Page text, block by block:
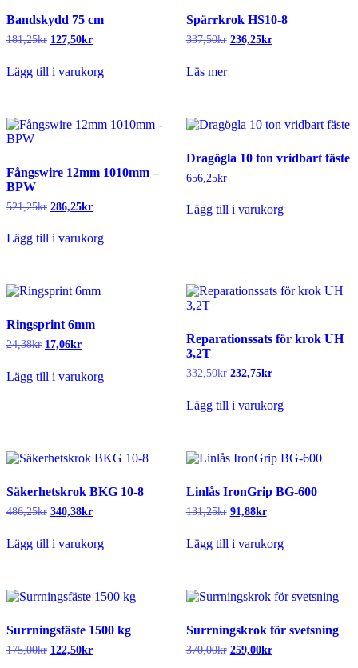
Bandskydd 75 cm
181,25kr Det
var:
127,50krDet
är:
Lägg till i varukorg
Spärrkrok HS10-8
337,50kr Det
236,25krDet
Läs mer
Fångswire 12mm 1010mm –
BPW
521,25kr Det
priset
var:
286,25krDet
är:
Lägg till i varukorg
Dragögla 10 ton vridbart fäste
656,25kr
Lägg till i varukorg
Ringsprint 6mm
24,38kr Det
priset
var:
17,06krDet
priset
är:
Lägg till i varukorg
Reparationssats för krok UH
3,2T
332,50kr Det
priset
var:
232,75krDet
är:
Lägg till i varukorg
Säkerhetskrok BKG 10-8
486,25kr Det
var:
340,38krDet
är:
Lägg till i varukorg
Linlås IronGrip BG-600
131,25kr Det
var:
91,88krDet
är:
Lägg till i varukorg
Surrningsfäste 1500 kg
175,00kr Det
122,50krDet
Surrningskrok för svetsning
370,00kr Det
259,00krDet